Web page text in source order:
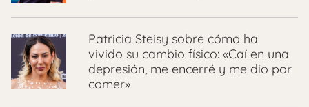
Patricia Steisy sobre cómo ha
vivido su cambio físico: «Caí en una
depresión, me encerré y me dio por
comer»